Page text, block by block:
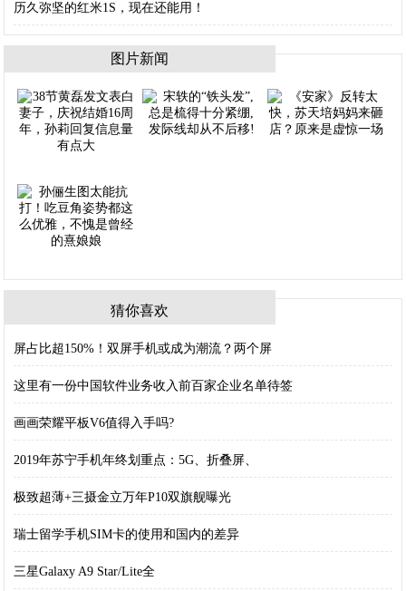
历久弥坚的红米1S，现在还能用！
图片新闻
猜你喜欢
屏占比超150%！双屏手机或成为潮流？两个屏
这里有一份中国软件业务收入前百家企业名单待签
画画荣耀平板V6值得入手吗?
2019年苏宁手机年终划重点：5G、折叠屏、
极致超薄+三摄金立万年P10双旗舰曝光
瑞士留学手机SIM卡的使用和国内的差异
三星Galaxy A9 Star/Lite全